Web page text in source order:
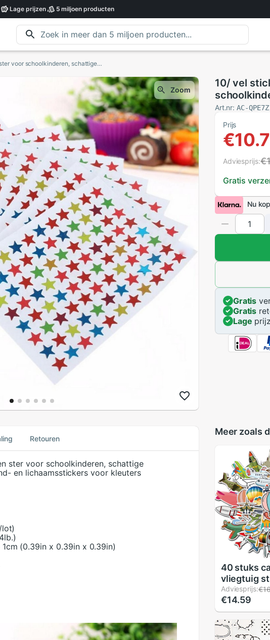
Lageprijzen 5 miljoen producten
10/ vel stickers in de vorm van een ster voor schoolkinderen, schattige beloningssticker voor leraren, hand- en lichaamsstickers voor kleuters
Zoom
10/ vel
voor
kleuters
Art.nr:AC-
Prijs
Gratis
Adviesprijs:
Nu
Gratis
Gratis
Lage
Retouren
ster voor schoolkinderen, schattige
en lichaamsstickers voor kleuters
1cm (0.39in x 0.39in x 0.39in)
Meer zoals
40 stuks
vliegtuig
raketten
stickers
auto
reiskoffer
Adviesprijs:
€14.59